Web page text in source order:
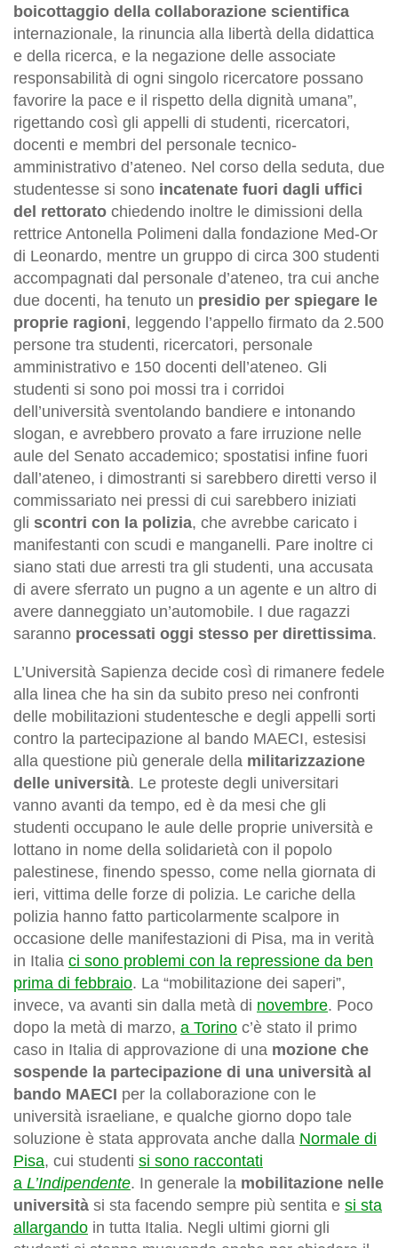
boicottaggio della collaborazione scientifica
internazionale, la rinuncia alla libertà della didattica
e della ricerca, e la negazione delle associate
responsabilità di ogni singolo ricercatore possano
favorire la pace e il rispetto della dignità umana”,
rigettando così gli appelli di studenti, ricercatori,
docenti e membri del personale tecnico-
amministrativo d’ateneo. Nel corso della seduta, due
studentesse si sono incatenate fuori dagli uffici
del rettorato chiedendo inoltre le dimissioni della
rettrice Antonella Polimeni dalla fondazione Med-Or
di Leonardo, mentre un gruppo di circa 300 studenti
accompagnati dal personale d’ateneo, tra cui anche
due docenti, ha tenuto un presidio per spiegare le
proprie ragioni, leggendo l’appello firmato da 2.500
persone tra studenti, ricercatori, personale
amministrativo e 150 docenti dell’ateneo. Gli
studenti si sono poi mossi tra i corridoi
dell’università sventolando bandiere e intonando
slogan, e avrebbero provato a fare irruzione nelle
aule del Senato accademico; spostatisi infine fuori
dall’ateneo, i dimostranti si sarebbero diretti verso il
commissariato nei pressi di cui sarebbero iniziati
gli scontri con la polizia, che avrebbe caricato i
manifestanti con scudi e manganelli. Pare inoltre ci
siano stati due arresti tra gli studenti, una accusata
di avere sferrato un pugno a un agente e un altro di
avere danneggiato un’automobile. I due ragazzi
saranno processati oggi stesso per direttissima.
L’Università Sapienza decide così di rimanere fedele
alla linea che ha sin da subito preso nei confronti
delle mobilitazioni studentesche e degli appelli sorti
contro la partecipazione al bando MAECI, estesisi
alla questione più generale della militarizzazione
delle università. Le proteste degli universitari
vanno avanti da tempo, ed è da mesi che gli
studenti occupano le aule delle proprie università e
lottano in nome della solidarietà con il popolo
palestinese, finendo spesso, come nella giornata di
ieri, vittima delle forze di polizia. Le cariche della
polizia hanno fatto particolarmente scalpore in
occasione delle manifestazioni di Pisa, ma in verità
in Italia ci sono problemi con la repressione da ben
prima di febbraio. La “mobilitazione dei saperi”,
invece, va avanti sin dalla metà di novembre. Poco
dopo la metà di marzo, a Torino c’è stato il primo
caso in Italia di approvazione di una mozione che
sospende la partecipazione di una università al
bando MAECI per la collaborazione con le
università israeliane, e qualche giorno dopo tale
soluzione è stata approvata anche dalla Normale di
Pisa, cui studenti si sono raccontati
a L’Indipendente. In generale la mobilitazione nelle
università si sta facendo sempre più sentita e si sta
allargando in tutta Italia. Negli ultimi giorni gli